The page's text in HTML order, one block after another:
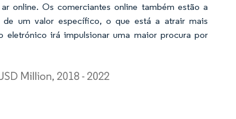
online. Os comerciantes online também estão a
um valor específico, o que está a atrair mais
eletrónico irá impulsionar uma maior procura por